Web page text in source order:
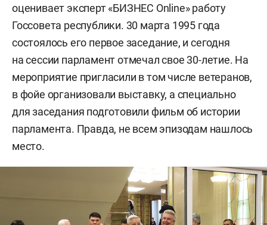
оценивает эксперт «БИЗНЕС Online» работу
Госсовета республики. 30 марта 1995 года
состоялось его первое заседание, и сегодня
на сессии парламент отмечал свое 30-летие. На
мероприятие пригласили в том числе ветеранов,
в фойе организовали выставку, а специально
для заседания подготовили фильм об истории
парламента. Правда, не всем эпизодам нашлось
место.